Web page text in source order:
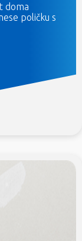
doma
poličku s